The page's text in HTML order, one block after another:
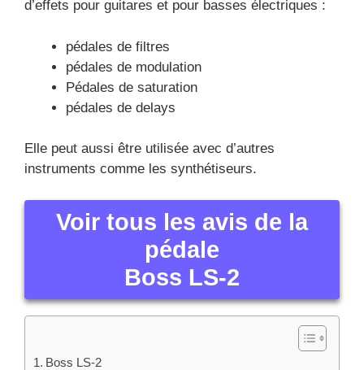
d’effets pour guitares et pour basses électriques :
pédales de filtres
pédales de modulation
Pédales de saturation
pédales de delays
Elle peut aussi être utilisée avec d’autres
instruments comme les synthétiseurs.
Voir tous les avis de la
pédale
Boss LS-2
Boss LS-2